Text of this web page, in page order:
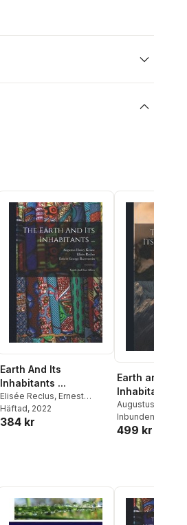
Earth And Its
Inhabitants ...
Elisée Reclus, Ernest
George Ravenstein
Augustus Henry Keane
Häftad, 2022
384 kr
Earth and its
Inhabitants ..;
Augustus Henry
Elisée Reclus
George
Inbunden
499 kr